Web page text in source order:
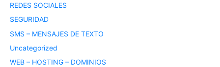
REDES SOCIALES
SEGURIDAD
SMS – MENSAJES DE TEXTO
Uncategorized
WEB – HOSTING – DOMINIOS